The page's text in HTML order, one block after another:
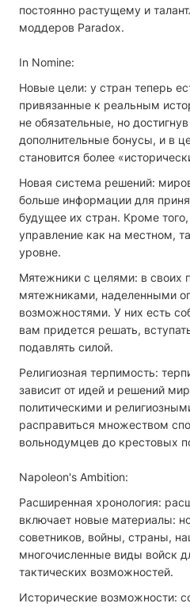
постоянно растущему и
моддеров Paradox.
In Nomine:
Новые цели: у стран теперь
привязанные к реальным
не обязательные, но
дополнительные бонусы, и в
становится более
Новая система решений:
больше информации для
будущее их стран. Кроме
управление как на местном,
уровне.
Мятежники с целями: в своих
мятежниками, наделенными
возможностями. У них есть
вам придется решать,
подавлять силой.
Религиозная терпимость:
зависит от идей и решений
политическими и
расправиться множеством
вольнодумцев до крестовых
Napoleon's Ambition:
Расширенная хронология:
включает новые материалы:
советников, войны, страны,
многочисленные виды войск
тактических возможностей.
Исторические возможности: